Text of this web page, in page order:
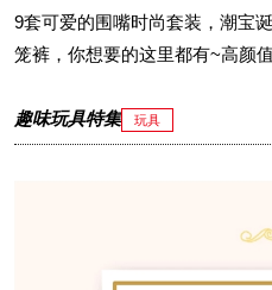
9套可爱的围嘴时尚套装，潮宝
笼裤，你想要的这里都有~高颜
趣味玩具特集 玩具